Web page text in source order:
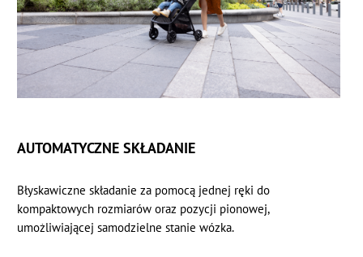
AUTOMATYCZNE SKŁADANIE
Błyskawiczne składanie za pomocą jednej ręki do
kompaktowych rozmiarów oraz pozycji pionowej,
umożliwiającej samodzielne stanie wózka.